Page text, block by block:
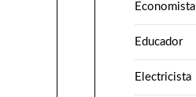
Economista
Educador
Electricista